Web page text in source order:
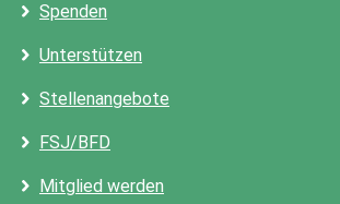
Spenden
Unterstützen
Stellenangebote
FSJ/BFD
Mitglied werden